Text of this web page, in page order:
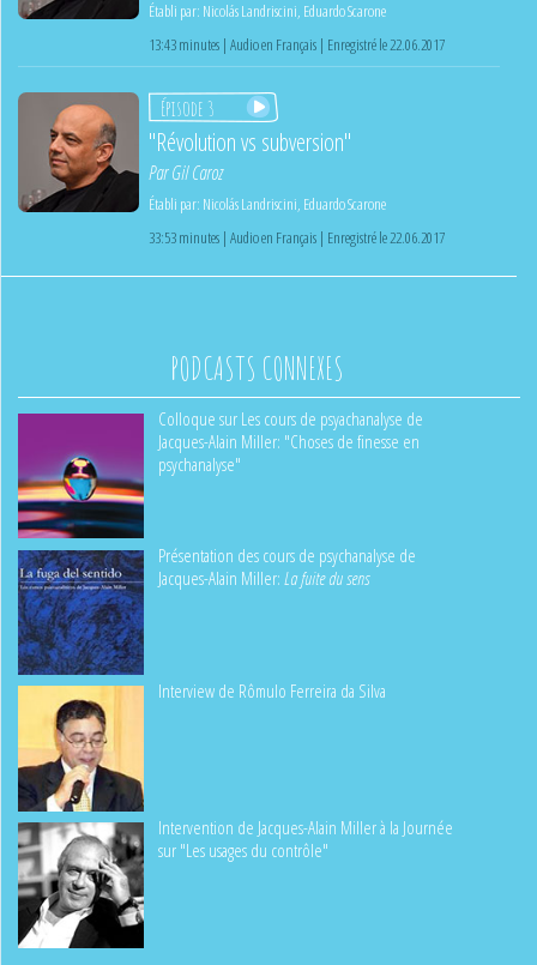
Établi par: Nicolás Landriscini Eduardo Scarone
13:43 minutes | Audio en Français | Enregistré le 22.06.2017
Épisode 3
"Révolution vs subversion"
ParGil Caroz
Établi par: Nicolás Landriscini Eduardo Scarone
33:53 minutes | Audio en Français | Enregistré le 22.06.2017
PODCASTS CONNEXES
Colloque sur Les cours de psyachanalyse de
Jacques-Alain Miller: "Choses de finesse en
psychanalyse"
Présentation des cours de psychanalyse de
Jacques-Alain Miller:La fuite du sens
Interview de Rômulo Ferreira da Silva
Intervention de Jacques-Alain Miller à la Journée
sur "Les usages du contrôle"